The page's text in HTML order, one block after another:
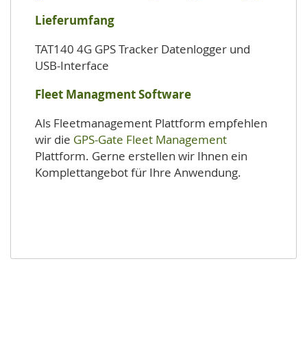
Lieferumfang
TAT140 4G GPS Tracker Datenlogger und
USB-Interface
Fleet Managment Software
Als Fleetmanagement Plattform empfehlen
wir die GPS-Gate Fleet Management
Plattform. Gerne erstellen wir Ihnen ein
Komplettangebot für Ihre Anwendung.